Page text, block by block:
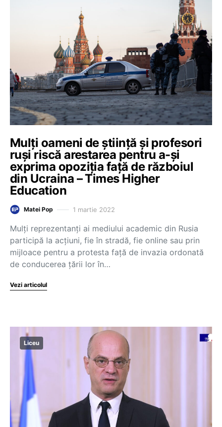
Mulți oameni de știință și profesori
ruși riscă arestarea pentru a-și
exprima opoziția față de războiul
din Ucraina – Times Higher
Education
Matei Pop 1 martie 2022
Mulți reprezentanți ai mediului academic din Rusia
participă la acțiuni, fie în stradă, fie online sau prin
mijloace pentru a protesta față de invazia ordonată
de conducerea țării lor în…
Vezi articolul
Liceu